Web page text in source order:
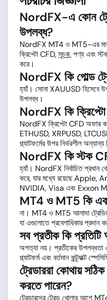
NordFX-এ কোন
উপলব্ধ?
NordFX MT4 ও MT5-এর
ক্রিপ্টো CFD,সূচক, পণ্য এবং
করে।
NordFX কি গোল্ড
হ্যাঁ। সোনা XAUUSD হিসেবে
উপলব্ধ।
NordFX কি ক্রিপ্টো
NordFX ক্রিপ্টো CFD অফার
ETHUSD, XRPUSD,
প্ল্যাটফর্মের উপর নির্ভরশীল
NordFX কি স্টক
হ্যাঁ। NordFX নির্বাচিত প্রধান
করে, যার মধ্যে রয়েছে
NVIDIA, Visa এবং Exxon
MT4 ও MT5 কি
না। MT4 ও MT5 আলাদা
যা এগুলোতে প্রবেশাধিকার প্রদান
সব প্রতীক কি প্রতিটি
অগত্যা নয়। প্রতীকের উপলব্ধতা
প্ল্যাটফর্ম এবং বর্তমান কন্ট্র্যাক্ট
ট্রেডাররা কোথায়
করতে পারেন?
ট্রেডারদের ট্রেড খোলার আগে